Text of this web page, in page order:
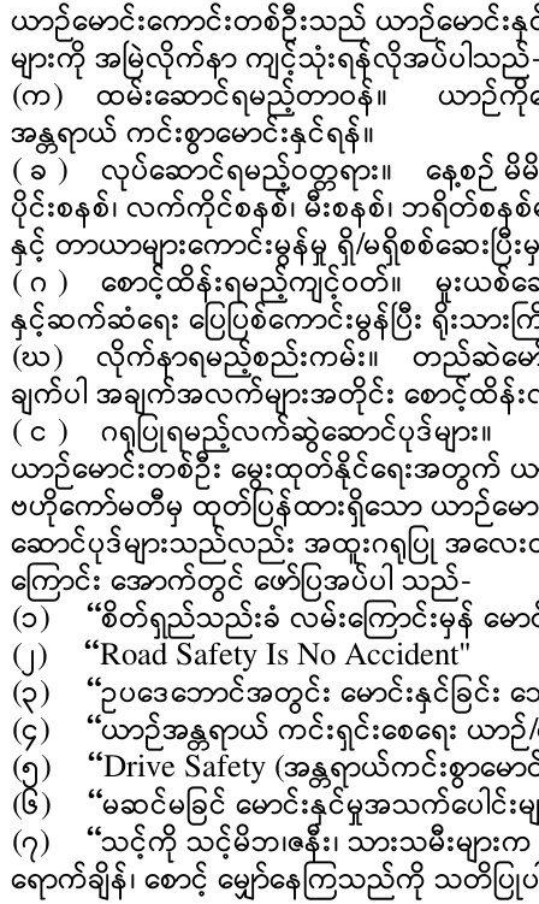
ယာဉ်မောင်းကောင်းတစ်ဦးသည် ယာဉ်မောင်းနှ
များကို အမြဲလိုက်နာ ကျင့်သုံးရန်လိုအပ်ပါသည်
(က) ထမ်းဆောင်ရမည့်တာဝန်။ ယာဉ်ကိုမ
အန္တရာယ် ကင်းစွာမောင်းနှင်ရန်။
( ခ ) လုပ်ဆောင်ရမည့်ဝတ္တရား။ နေ့စဉ် မိ
ပိုင်းစနစ်၊ လက်ကိုင်စနစ်၊ မီးစနစ်၊ ဘရိတ်စန
နှင့် တာယာများကောင်းမွန်မှု ရှိ/မရှိစစ်ဆေးပြီး
( ဂ ) စောင့်ထိန်းရမည့်ကျင့်ဝတ်။ မူးယစ်ဆေး
နှင့်ဆက်ဆံရေး ပြေပြစ်ကောင်းမွန်ပြီး ရိုးသားက
(ဃ) လိုက်နာရမည့်စည်းကမ်း။ တည်ဆဲမော်တ
ချက်ပါ အချက်အလက်များအတိုင်း စောင့်ထိန်
( င ) ဂရုပြုရမည့်လက်ဆွဲဆောင်ပုဒ်များ
ယာဉ်မောင်းတစ်ဦး မွေးထုတ်နိုင်ရေးအတွက်
ဗဟိုကော်မတီမှ ထုတ်ပြန်ထားရှိသော ယာဉ်မေ
ဆောင်ပုဒ်များသည်လည်း အထူးဂရုပြု အလေး
ကြောင်း အောက်တွင် ဖော်ပြအပ်ပါ သည်-
(၁) “စိတ်ရှည်သည်းခံ လမ်းကြောင်းမှန် မော
(၂) “Road Safety Is No Accident"
(၃) “ဥပဒေဘောင်အတွင်း မောင်းနှင်ခြင်း
(၄) “ယာဉ်အန္တရာယ် ကင်းရှင်းစေရေး ယာ
(၅) “Drive Safety (အန္တရာယ်ကင်းစွာမော
(၆) “မဆင်မခြင် မောင်းနှင်မှုအသက်ပေါင်းမျ
(၇) “သင့်ကို သင့်မိဘ၊ဇနီး၊ သားသမီးများ
ရောက်ချိန်၊ စောင့် မျှော်နေကြသည်ကို သတိပြုပ